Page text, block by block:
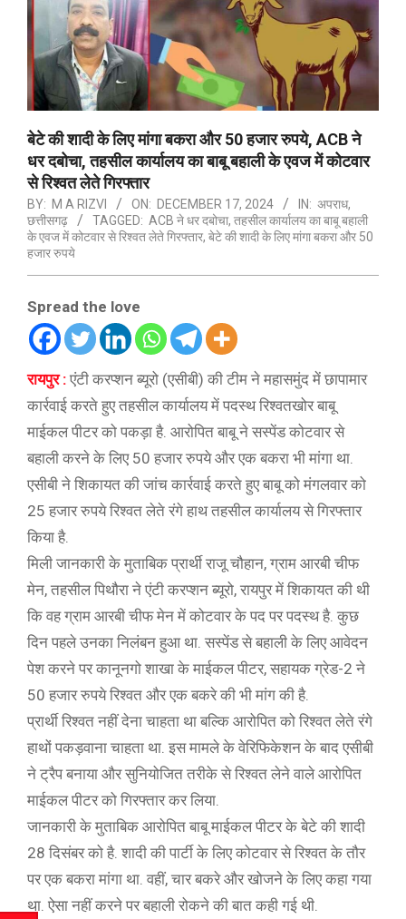
बेटे की शादी के लिए मांगा बकरा और 50 हजार रुपये, ACB ने
धर दबोचा, तहसील कार्यालय का बाबू बहाली के एवज में कोटवार
से रिश्वत लेते गिरफ्तार
BY: M A RIZVI ON: DECEMBER 17, 2024 IN: अपराध,
छत्तीसगढ़
TAGGED: ACB ने धर दबोचा, तहसील कार्यालय का बाबू बहाली
के एवज में कोटवार से रिश्वत लेते गिरफ्तार, बेटे की शादी के लिए मांगा बकरा और 50
हजार रुपये
Spread the love
रायपुर : एंटी करप्शन ब्यूरो (एसीबी) की टीम ने महासमुंद में छापामार
कार्रवाई करते हुए तहसील कार्यालय में पदस्थ रिश्वतखोर बाबू
माईकल पीटर को पकड़ा है. आरोपित बाबू ने सस्पेंड कोटवार से
बहाली करने के लिए 50 हजार रुपये और एक बकरा भी मांगा था.
एसीबी ने शिकायत की जांच कार्रवाई करते हुए बाबू को मंगलवार को
25 हजार रुपये रिश्वत लेते रंगे हाथ तहसील कार्यालय से गिरफ्तार
किया है.
मिली जानकारी के मुताबिक प्रार्थी राजू चौहान, ग्राम आरबी चीफ
मेन, तहसील पिथौरा ने एंटी करप्शन ब्यूरो, रायपुर में शिकायत की थी
कि वह ग्राम आरबी चीफ मेन में कोटवार के पद पर पदस्थ है. कुछ
दिन पहले उनका निलंबन हुआ था. सस्पेंड से बहाली के लिए आवेदन
पेश करने पर कानूनगो शाखा के माईकल पीटर, सहायक ग्रेड-2 ने
50 हजार रुपये रिश्वत और एक बकरे की भी मांग की है.
प्रार्थी रिश्वत नहीं देना चाहता था बल्कि आरोपित को रिश्वत लेते रंगे
हाथों पकड़वाना चाहता था. इस मामले के वेरिफिकेशन के बाद एसीबी
ने ट्रैप बनाया और सुनियोजित तरीके से रिश्वत लेने वाले आरोपित
माईकल पीटर को गिरफ्तार कर लिया.
जानकारी के मुताबिक आरोपित बाबू माईकल पीटर के बेटे की शादी
28 दिसंबर को है. शादी की पार्टी के लिए कोटवार से रिश्वत के तौर
पर एक बकरा मांगा था. वहीं, चार बकरे और खोजने के लिए कहा गया
था. ऐसा नहीं करने पर बहाली रोकने की बात कही गई थी.